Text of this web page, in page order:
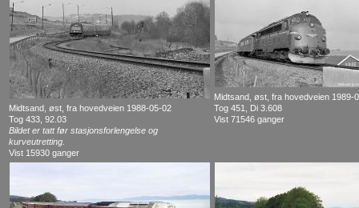
Midtsand, øst, fra hovedveien 1988-05-02
Tog 433, 92.03
Bildet er tatt før stasjonsforlengelse og
kurveutretting.
Vist 15930 ganger
Midtsand, øst, fra hovedveien 1989-
Tog 451, Di 3.608
Vist 71546 ganger